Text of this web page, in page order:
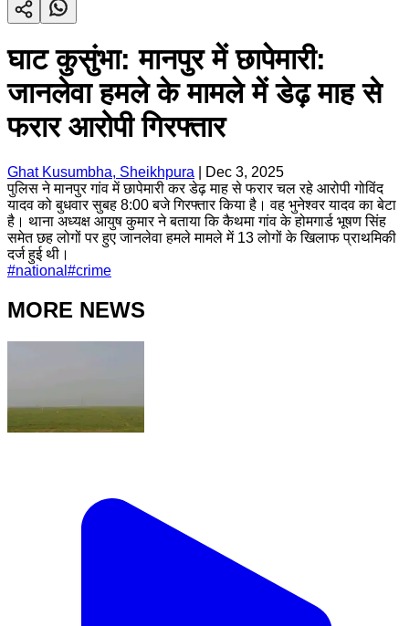
घाट कुसुंभा: मानपुर में छापेमारी:
जानलेवा हमले के मामले में डेढ़ माह से
फरार आरोपी गिरफ्तार
Ghat Kusumbha, Sheikhpura
Dec 3, 2025
पुलिस ने मानपुर गांव में छापेमारी कर डेढ़ माह से फरार चल रहे आरोपी गोविंद
यादव को बुधवार सुबह 8:00 बजे गिरफ्तार किया है। वह भुनेश्वर यादव का बेटा
है। थाना अध्यक्ष आयुष कुमार ने बताया कि कैथमा गांव के होमगार्ड भूषण सिंह
समेत छह लोगों पर हुए जानलेवा हमले मामले में 13 लोगों के खिलाफ प्राथमिकी
दर्ज हुई थी।
#national #crime
MORE NEWS